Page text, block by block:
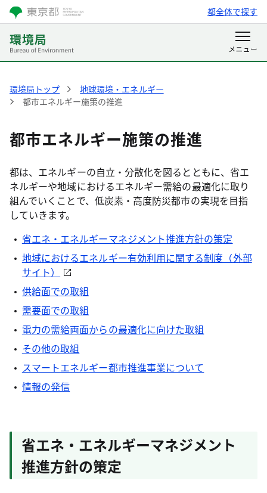
都全体で探す
環境局トップ
地球環境・エネルギー
都市エネルギー施策の推進
都市エネルギー施策の推進
都は、エネルギーの自立・分散化を図るとともに、省エ
ネルギーや地域におけるエネルギー需給の最適化に取り
組んでいくことで、低炭素・高度防災都市の実現を目指
していきます。
省エネ・エネルギーマネジメント推進方針の策定
地域におけるエネルギー有効利用に関する制度（外部
サイト）
供給面での取組
需要面での取組
電力の需給両面からの最適化に向けた取組
その他の取組
スマートエネルギー都市推進事業について
情報の発信
省エネ・エネルギーマネジメント
推進方針の策定